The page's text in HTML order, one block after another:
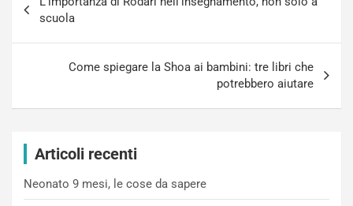
articoli
scuola
Come spiegare la Shoa ai bambini: tre libri che
potrebbero aiutare
Articoli recenti
Neonato 9 mesi, le cose da sapere